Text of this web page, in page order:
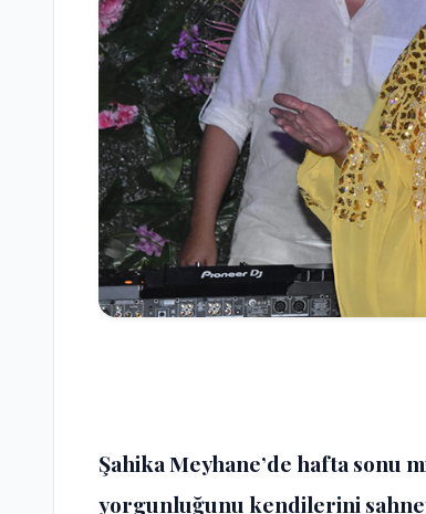
Şahika Meyhane’de hafta sonu
yorgunluğunu kendilerini